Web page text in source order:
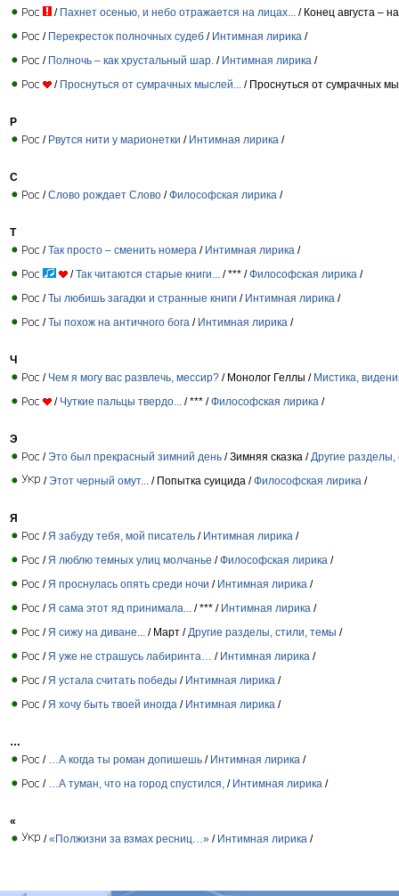
/ Пахнет осенью, и небо отражается на лицах...
/ Конец августа –
/ Перекресток полночных судеб / Интимная лирика /
/ Полночь – как хрустальный шар. / Интимная лирика /
/ Проснуться от сумрачных мыслей... / Проснуться от сумрачных
Р
/ Рвутся нити у марионетки / Интимная лирика /
С
/Слово рождает Слово /Философская лирика /
Т
/Так просто – сменить номера / Интимная лирика /
/Так читаются старые книги... / *** /Философская лирика /
/Ты любишь загадки и странные книги / Интимная лирика /
/Ты похож на античного бога / Интимная лирика /
Ч
/ Чем я могу вас развлечь, мессир? / Монолог Геллы / Мистика,
/ Чуткие пальцы твердо... / *** /Философская лирика /
Э
/Это был прекрасный зимний день / Зимняя сказка / Другие
/Этот черный омут... / Попытка суицида /Философская лирика /
Я
/ Я забуду тебя, мой писатель / Интимная лирика /
/ Я люблю темных улиц молчанье /Философская лирика /
/ Я проснулась опять среди ночи / Интимная лирика /
/ Я сама этот яд принимала... / *** / Интимная лирика /
/ Я сижу на диване... / Март / Другие разделы, стили, темы /
/ Я уже не страшусь лабиринта… / Интимная лирика /
/ Я устала считать победы / Интимная лирика /
/ Я хочу быть твоей иногда / Интимная лирика /
…
/
…А когда ты роман допишешь / Интимная лирика /
/
…А туман, что на город спустился, / Интимная лирика /
«
/«Полжизни за взмах ресниц…» / Интимная лирика /